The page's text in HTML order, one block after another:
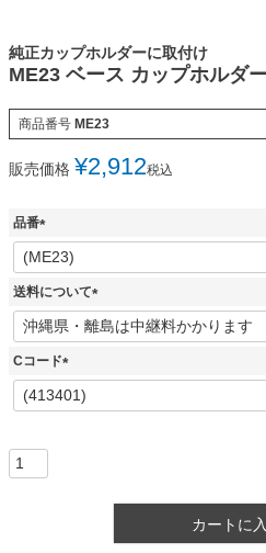
純正カップホルダーに取付け
ME23 ベース カップホルダ
商品番号 ME23
販売価格 ¥2,912税込
品番
(
必
須
送料について
(
必
Cコード
(
必
カートに